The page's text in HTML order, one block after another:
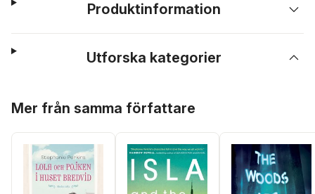
Produktinformation
Utforska kategorier
Mer från samma författare